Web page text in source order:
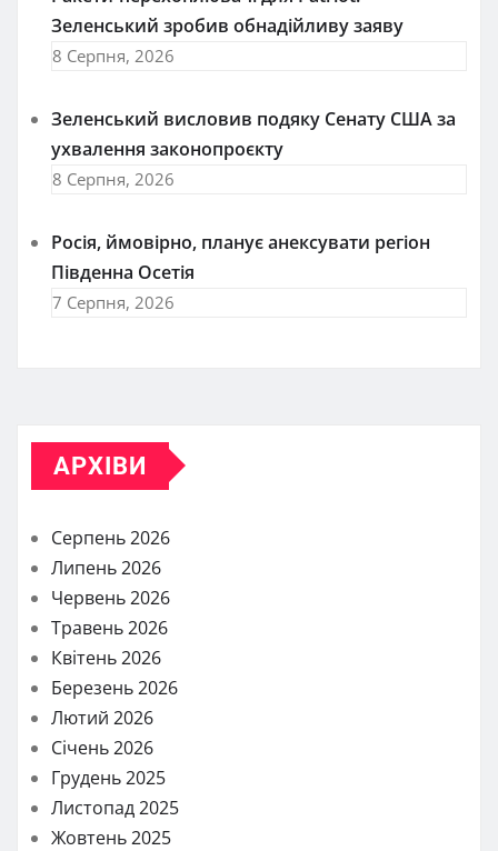
Зеленський зробив обнадійливу заяву
8 Серпня, 2026
Зеленський висловив подяку Сенату США за
ухвалення законопроєкту
8 Серпня, 2026
Росія, ймовірно, планує анексувати регіон
Південна Осетія
7 Серпня, 2026
АРХІВИ
Серпень 2026
Липень 2026
Червень 2026
Травень 2026
Квітень 2026
Березень 2026
Лютий 2026
Січень 2026
Грудень 2025
Листопад 2025
Жовтень 2025